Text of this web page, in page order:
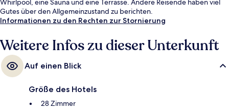
Whirlpool, eine Sauna und eine Terrasse. Andere Reisende haben viel
Gutes über den Allgemeinzustand zu berichten.
Informationen zu den Rechten zur Stornierung
Weitere Infos zu dieser Unterkunft
Auf einen Blick
Größe des Hotels
28 Zimmer